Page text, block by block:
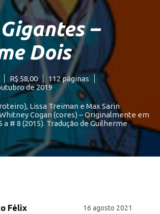
–
Dois
R$ 58,00
112 páginas
de 2019
Lissa Treiman e Max Sarin
Cogan (cores) – Originalmente em
a # 8 (2015). Tradução de Guilherme
Félix 16 agosto 2021